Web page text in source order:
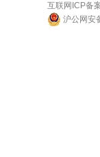
互联网ICP备
沪公网安